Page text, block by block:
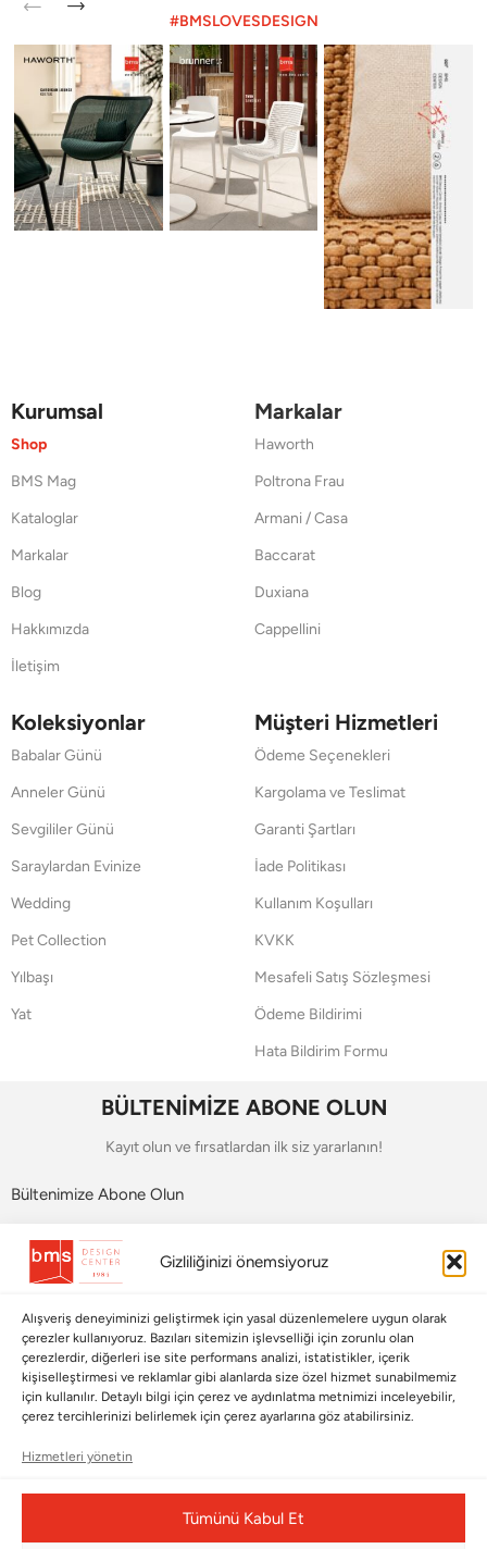
Gizliliğinizi önemsiyoruz
Alışveriş deneyiminizi geliştirmek için yasal düzenlemelere uygun olarak
çerezler kullanıyoruz. Bazıları sitemizin işlevselliği için zorunlu olan
çerezlerdir, diğerleri ise site performans analizi, istatistikler, içerik
kişiselleştirmesi ve reklamlar gibi alanlarda size özel hizmet sunabilmemiz
için kullanılır. Detaylı bilgi için çerez ve aydınlatma metnimizi inceleyebilir,
çerez tercihlerinizi belirlemek için çerez ayarlarına göz atabilirsiniz.
Hizmetleri yönetin
Tümünü Kabul Et
#BMSLOVESDESIGN
Kurumsal
Shop
BMS Mag
Kataloglar
Markalar
Blog
Hakkımızda
İletişim
Markalar
Haworth
Poltrona Frau
Armani / Casa
Baccarat
Duxiana
Cappellini
Koleksiyonlar
Babalar Günü
Anneler Günü
Sevgililer Günü
Saraylardan Evinize
Wedding
Pet Collection
Yılbaşı
Yat
Müşteri Hizmetleri
Ödeme Seçenekleri
Kargolama ve Teslimat
Garanti Şartları
İade Politikası
Kullanım Koşulları
KVKK
Mesafeli Satış Sözleşmesi
Ödeme Bildirimi
Hata Bildirim Formu
BÜLTENİMİZE ABONE OLUN
Kayıt olun ve fırsatlardan ilk siz yararlanın!
Bültenimize Abone Olun